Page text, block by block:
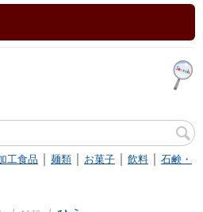
工食品 麺類 お菓子 飲料
石鹸・